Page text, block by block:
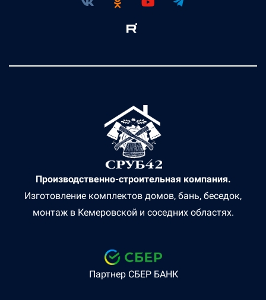
Производственно-строительная компания.
Изготовление комплектов домов, бань, беседок,
монтаж в Кемеровской и соседних областях.
Партнер СБЕР БАНК